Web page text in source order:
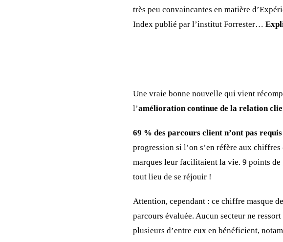
très peu convaincantes en matière
Index publié par l’institut Forrester…
Une vraie bonne nouvelle qui vient
l’amélioration continue de la relation
69 % des parcours client n’ont pas
progression si l’on s’en réfère aux
marques leur facilitaient la vie. 9 points
tout lieu de se réjouir !
Attention, cependant : ce chiffre masque
parcours évaluée. Aucun secteur ne
plusieurs d’entre eux en bénéficient,